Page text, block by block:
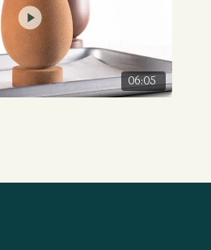
06:05